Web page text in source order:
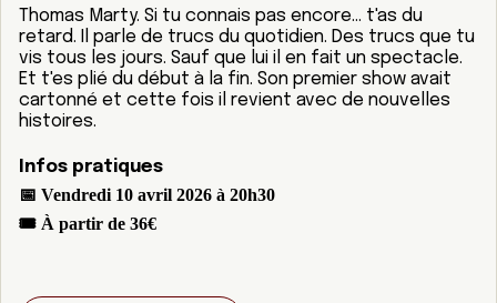
Thomas Marty. Si tu connais pas encore… t'as du
retard. Il parle de trucs du quotidien. Des trucs que tu
vis tous les jours. Sauf que lui il en fait un spectacle.
Et t'es plié du début à la fin. Son premier show avait
cartonné et cette fois il revient avec de nouvelles
histoires.
Infos pratiques
📅 Vendredi 10 avril 2026 à 20h30
🎟 À partir de 36€